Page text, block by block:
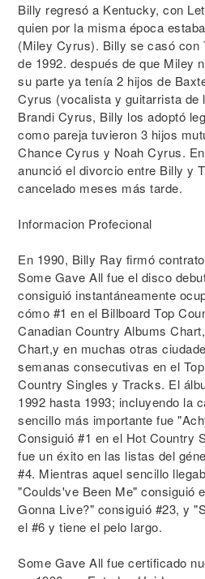
Billy regresó a Kentucky, con
quien por la misma época
(Miley Cyrus). Billy se casó con
de 1992. después de que Miley
su parte ya tenía 2 hijos de
Cyrus (vocalista y guitarrista de
Brandi Cyrus, Billy los adoptó
como pareja tuvieron 3 hijos
Chance Cyrus y Noah Cyrus.
anunció el divorcio entre Billy y
cancelado meses más tarde.
Informacion Profecional
En 1990, Billy Ray firmó
Some Gave All fue el disco
consiguió instantáneamente
cómo #1 en el Billboard Top
Canadian Country Albums
Chart,y en muchas otras
semanas consecutivas en el
Country Singles y Tracks. El
1992 hasta 1993; incluyendo la
sencillo más importante fue
Consiguió #1 en el Hot Country
fue un éxito en las listas del
#4. Mientras aquel sencillo
"Coulds've Been Me" consiguió
Gonna Live?" consiguió #23, y
el #6 y tiene el pelo largo.
Some Gave All fue certificado